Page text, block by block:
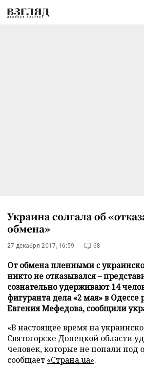
Украина солгала об
обмена»
27 декабря 2017, 16:59 68
От обмена пленными с
никто не отказывался –
сознательно удерживают 14
фигуранта дела «2 мая» в Одессе
Евгения Мефедова, сообщили
«В настоящее время на
Святогорске Донецкой области
человек, которые не попали под
сообщает «Страна.ua».